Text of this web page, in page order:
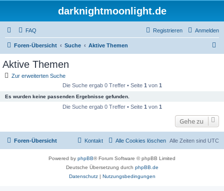
darknightmoonlight.de
FAQ Anmelden
Registrieren
Foren-Übersicht Suche Aktive Themen
Aktive Themen
Zur erweiterten Suche
Die Suche ergab 0 Treffer • Seite 1 von 1
Es wurden keine passenden Ergebnisse gefunden.
Die Suche ergab 0 Treffer • Seite 1 von 1
Gehe zu
Foren-Übersicht Alle Zeiten sind UTC
Alle Cookies löschen
Kontakt
Powered by phpBB® Forum Software © phpBB Limited
Deutsche Übersetzung durch phpBB.de
Datenschutz| Nutzungsbedingungen